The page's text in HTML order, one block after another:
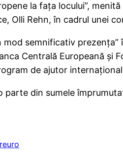
la faţa locului”,
Olli Rehn, în cadrul unei
mod semnificativ
Centrală Europeană
de ajutor
din sumele
euro